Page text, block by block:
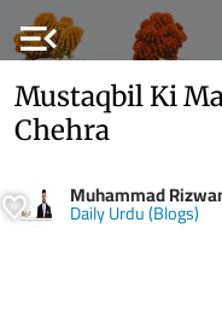
menu_open
Mustaqbil Ki
Chehra
Muhammad
Daily Urdu (Blogs)